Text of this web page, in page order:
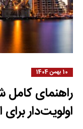
10 بهمن 1404
راهنمای
اولویت‌دار برای